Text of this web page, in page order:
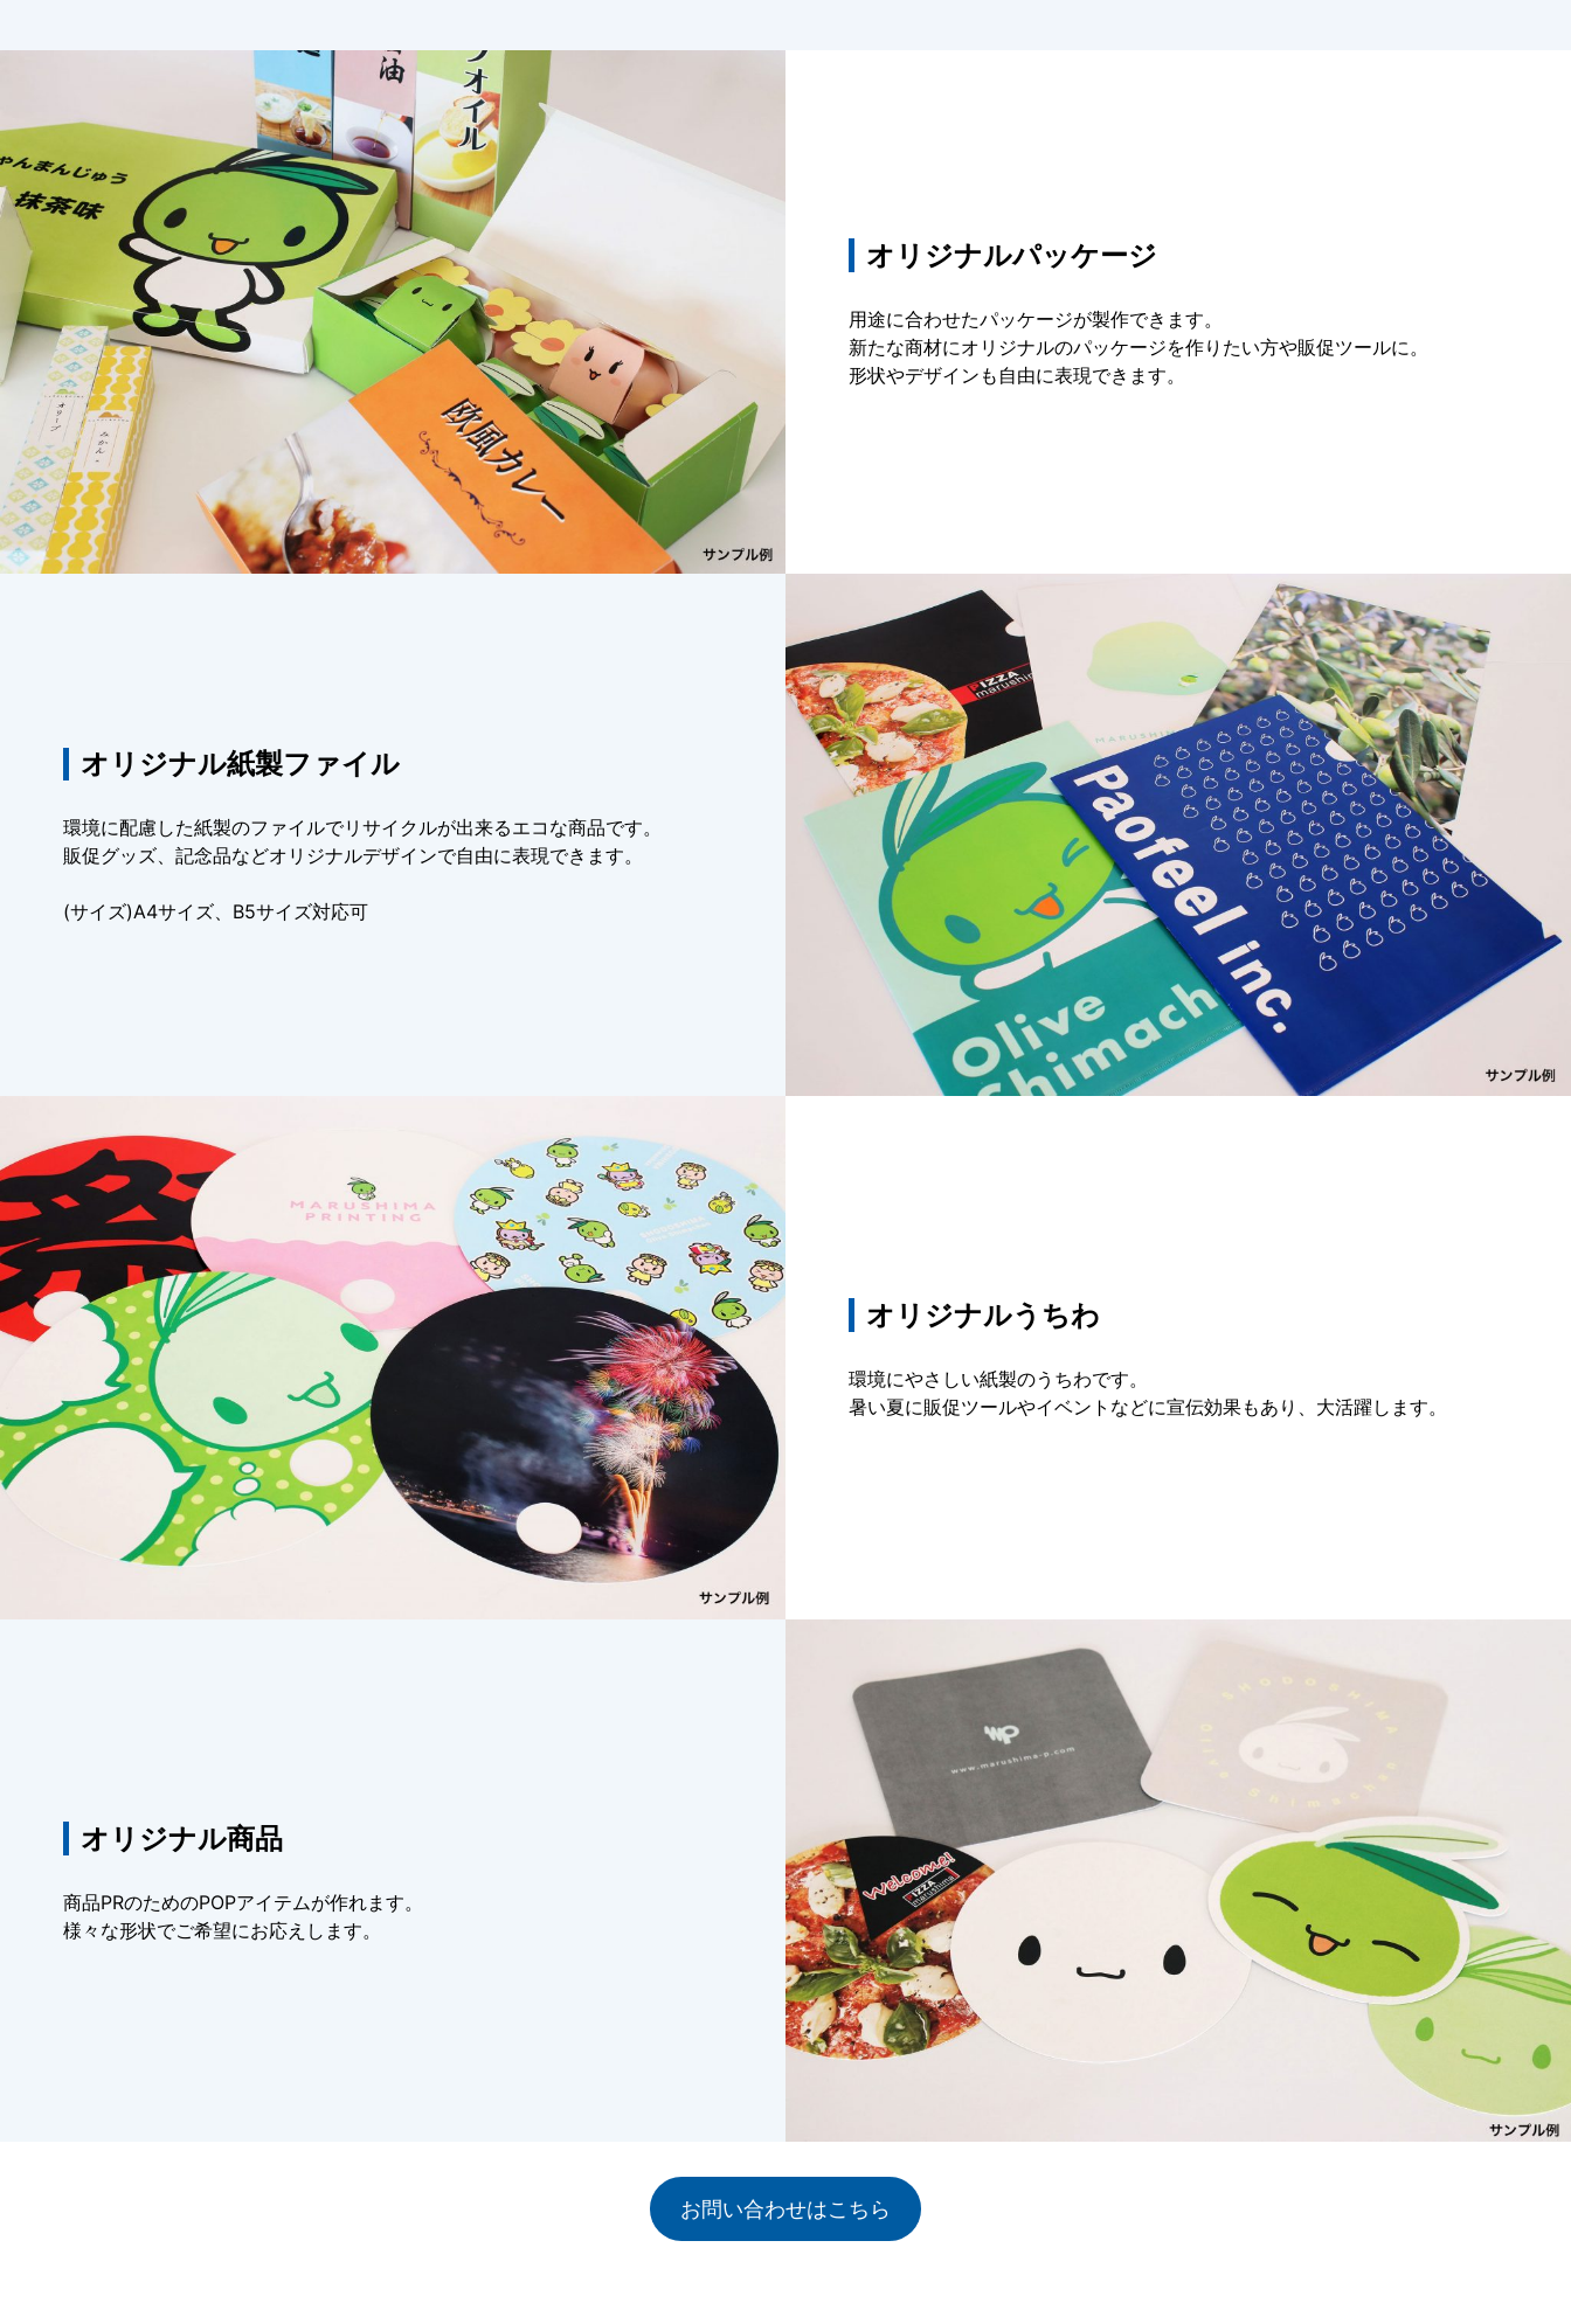
オリジナルパッケージ
用途に合わせたパッケージが製作できます。
新たな商材にオリジナルのパッケージを作りたい方や販促ツールに。
形状やデザインも自由に表現できます。
オリジナル紙製ファイル
環境に配慮した紙製のファイルでリサイクルが出来るエコな商品です。
販促グッズ、記念品などオリジナルデザインで自由に表現できます。
(サイズ)A4サイズ、B5サイズ対応可
オリジナルうちわ
環境にやさしい紙製のうちわです。
暑い夏に販促ツールやイベントなどに宣伝効果もあり、大活躍します。
オリジナル商品
商品PRのためのPOPアイテムが作れます。
様々な形状でご希望にお応えします。
お問い合わせはこちら